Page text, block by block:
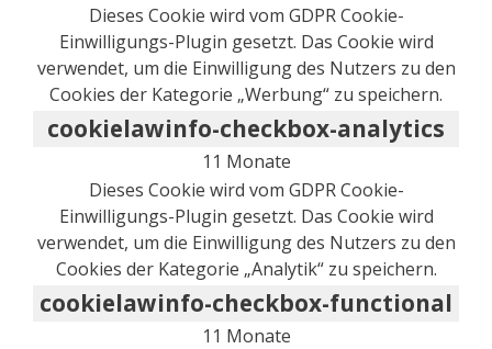
Dieses Cookie wird vom GDPR Cookie-
Einwilligungs-Plugin gesetzt. Das Cookie wird
verwendet, um die Einwilligung des Nutzers zu den
Cookies der Kategorie „Werbung“ zu speichern.
cookielawinfo-checkbox-analytics
11 Monate
Dieses Cookie wird vom GDPR Cookie-
Einwilligungs-Plugin gesetzt. Das Cookie wird
verwendet, um die Einwilligung des Nutzers zu den
Cookies der Kategorie „Analytik“ zu speichern.
cookielawinfo-checkbox-functional
11 Monate